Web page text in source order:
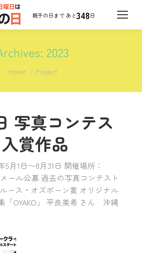
348日
2023
You are here:
Home Project
写真コンテス
入賞作品
5月1日〜8月31日 開催場所：
ール公募 過去の写真コンテスト
ース・オズボーン賞 オリジナル
「OYAKO」 平良美希 さん 沖縄